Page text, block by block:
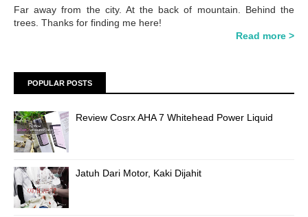
Far away from the city. At the back of mountain. Behind the
trees. Thanks for finding me here!
Read more >
POPULAR POSTS
Review Cosrx AHA 7 Whitehead Power Liquid
Jatuh Dari Motor, Kaki Dijahit